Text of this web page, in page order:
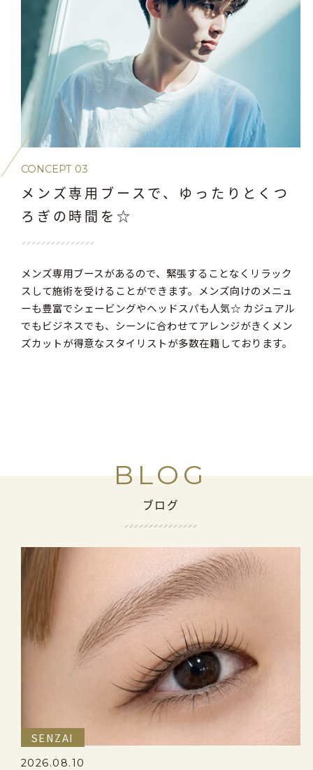
CONCEPT 03
メンズ専用ブースで、ゆったりとくつ
ろぎの時間を☆
メンズ専用ブースがあるので、緊張することなくリラック
スして施術を受けることができます。メンズ向けのメニュ
ーも豊富でシェービングやヘッドスパも人気☆ カジュアル
でもビジネスでも、シーンに合わせてアレンジがきくメン
ズカットが得意なスタイリストが多数在籍しております。
BLOG
ブログ
SENZAI
2026.08.10